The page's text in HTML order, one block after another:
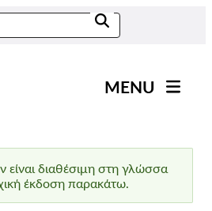
MENU
είναι διαθέσιμη στη γλώσσα
έκδοση παρακάτω.